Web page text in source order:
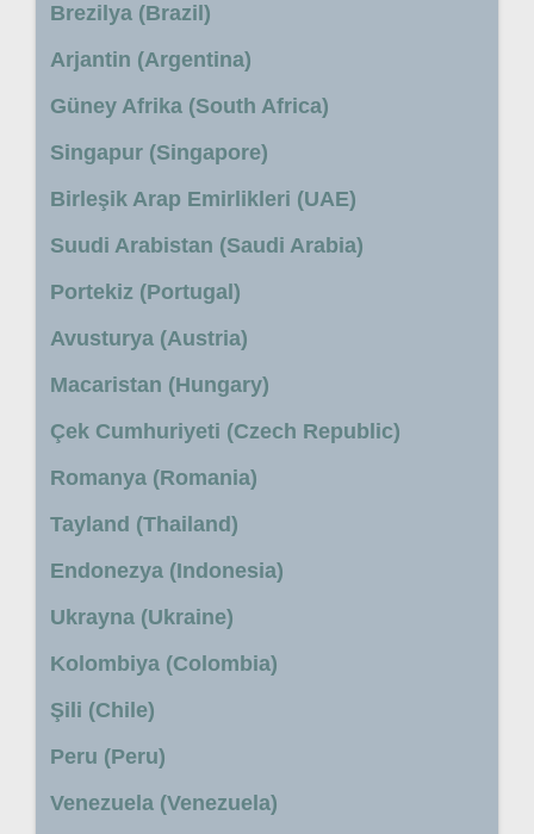
Brezilya (Brazil)
Arjantin (Argentina)
Güney Afrika (South Africa)
Singapur (Singapore)
Birleşik Arap Emirlikleri (UAE)
Suudi Arabistan (Saudi Arabia)
Portekiz (Portugal)
Avusturya (Austria)
Macaristan (Hungary)
Çek Cumhuriyeti (Czech Republic)
Romanya (Romania)
Tayland (Thailand)
Endonezya (Indonesia)
Ukrayna (Ukraine)
Kolombiya (Colombia)
Şili (Chile)
Peru (Peru)
Venezuela (Venezuela)